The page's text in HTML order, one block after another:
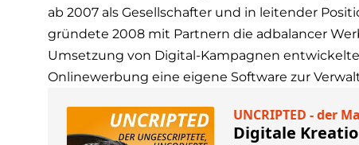
ab 2007 als Gesellschafter und in leitender
gründete 2008 mit Partnern die adbalancer
Umsetzung von Digital-Kampagnen
Onlinewerbung eine eigene Software zur